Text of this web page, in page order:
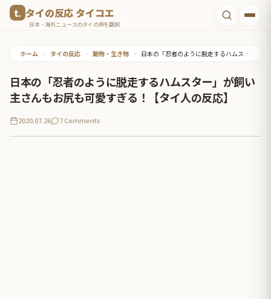
タイの反応 タイコエ
日本・海外ニュースのタイの声を翻訳
ホーム • タイの反応 • 動物・生き物 • 日本の「忍者のように脱走するハムスター」が飼い主さんもお尻も可愛すぎる！【タイ人の反応】
日本の「忍者のように脱走するハムスター」が飼い
主さんもお尻も可愛すぎる！【タイ人の反応】
2020.07.26 7 Comments